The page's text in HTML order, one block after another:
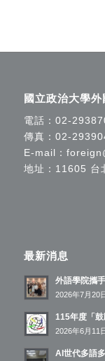
國立政治大學
電話： 02-
傳真：02-
E-mail：
地址：11605 台
最新消息
外語學院攜
2026年7月20
115年度「
2026年6月11
AI世代多語